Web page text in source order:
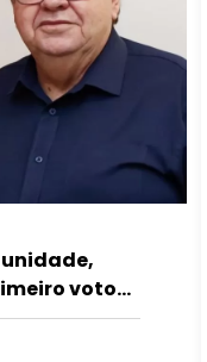
voto